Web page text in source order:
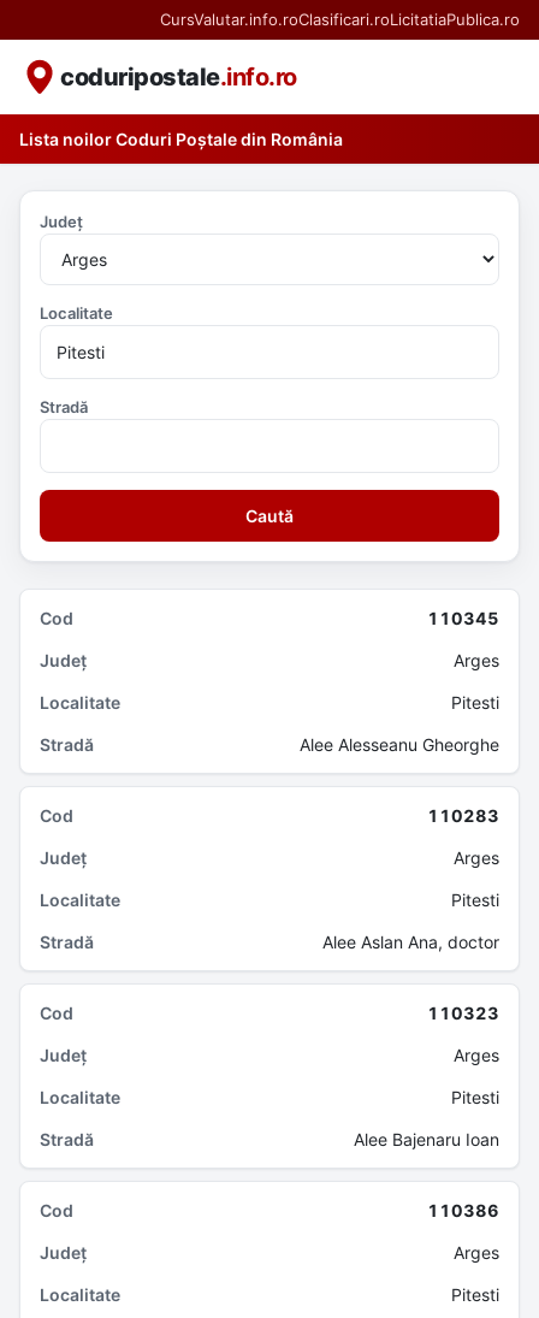
CursValutar.info.roClasificari.roLicitatiaPublica.ro
coduripostale.info.ro
Lista noilor Coduri Poștale din România
Județ
Localitate
Stradă
Caută
110345
Arges
Pitesti
Alee Alesseanu Gheorghe
110283
Arges
Pitesti
Alee Aslan Ana, doctor
110323
Arges
Pitesti
Alee Bajenaru Ioan
110386
Arges
Pitesti